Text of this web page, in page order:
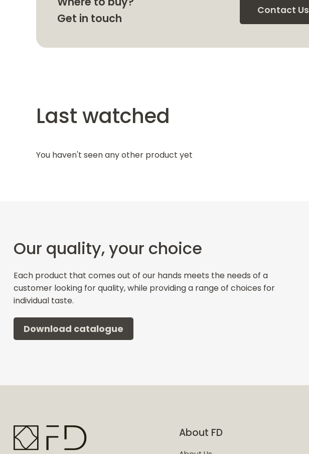
Get in touch
Contact Us
Last watched
You haven't seen any other product yet
Our quality, your choice
Each product that comes out of our hands meets the needs of a
customer looking for quality, while providing a range of choices for
individual taste.
Download catalogue
About FD